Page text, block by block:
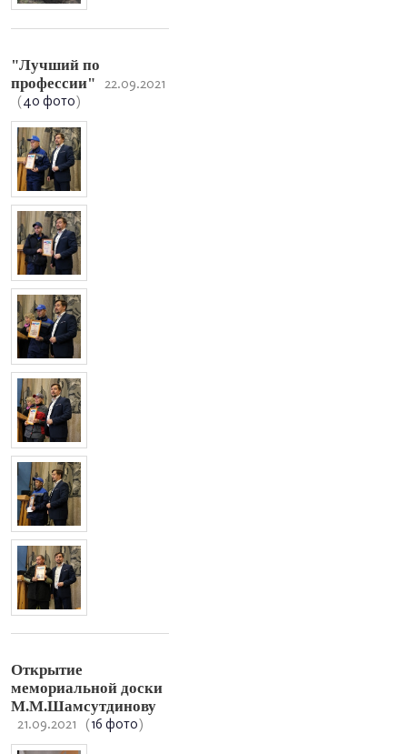
"Лучший по
профессии"
22.09.2021
(40 фото)
Открытие
мемориальной доски
М.М.Шамсутдинову
21.09.2021 (16 фото)